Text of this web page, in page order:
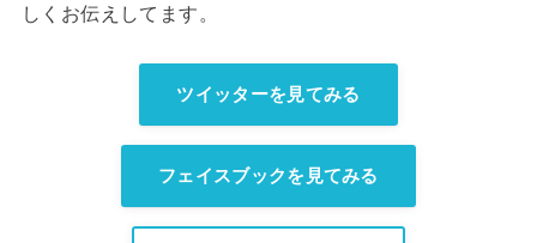
しくお伝えしてます。
ツイッターを見てみる
フェイスブックを見てみる